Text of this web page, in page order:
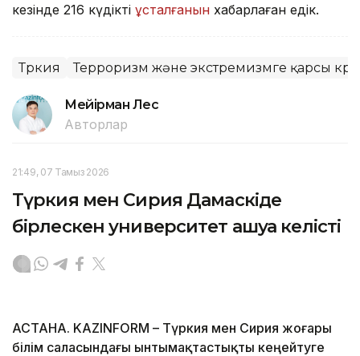
кезінде 216 күдікті ұсталғанын хабарлаған едік.
Түркия Терроризм және экстремизмге қарсы
Мейірман Лес
Авторлар
21:49, 07 Тамыз 2026
Түркия мен Сирия Дамаскіде
бірлескен университет ашуға келісті
АСТАНА. KAZINFORM – Түркия мен Сирия жоғары
білім саласындағы ынтымақтастықты кеңейтуге